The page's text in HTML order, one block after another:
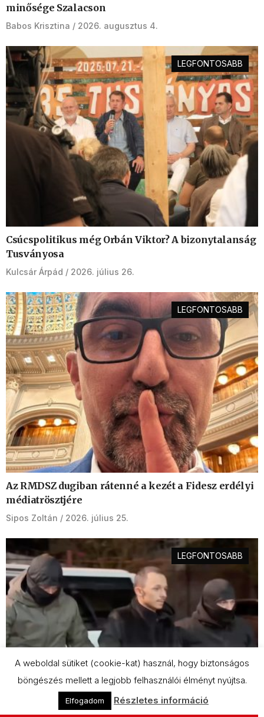
minősége Szalacson
Babos Krisztina 2026. augusztus 4.
LEGFONTOSABB
Csúcspolitikus még Orbán Viktor? A bizonytalanság
Tusványosa
Kulcsár Árpád 2026. július 26.
LEGFONTOSABB
Az RMDSZ dugiban rátenné a kezét a Fidesz erdélyi
médiatrösztjére
Sipos Zoltán 2026. július 25.
LEGFONTOSABB
A weboldal sütiket (cookie-kat) használ, hogy biztonságos
böngészés mellett a legjobb felhasználói élményt nyújtsa.
Elfogadom Részletes információ